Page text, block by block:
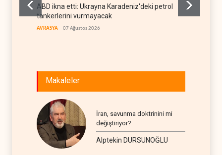
ABD ikna etti: Ukrayna Karadeniz'deki petrol
tankerlerini vurmayacak
AVRASYA 07 Ağustos 2026
Makaleler
İran, savunma doktrinini mi
değiştiriyor?
Alptekin DURSUNOĞLU